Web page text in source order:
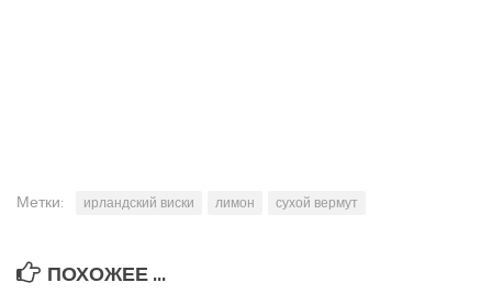
Метки: ирландский виски лимон сухой вермут
ПОХОЖЕЕ ...